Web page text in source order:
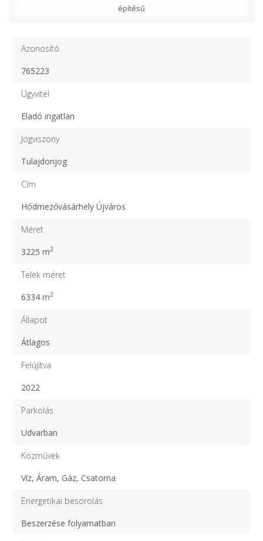
építésű
Azonosító
765223
Ügyvitel
Eladó ingatlan
Jogviszony
Tulajdonjog
Cím
Hódmezővásárhely Újváros
Méret
3225 m2
Telek méret
6334 m2
Állapot
Átlagos
Felújítva
2022
Parkolás
Udvarban
Közművek
Víz, Áram, Gáz, Csatorna
Energetikai besorolás
Beszerzése folyamatban